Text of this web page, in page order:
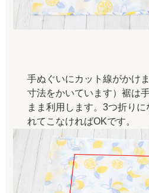
手ぬぐいにカット線がかけ
寸法をかいています）裾は
まま利用します。3つ折り
れてこなければOKです。